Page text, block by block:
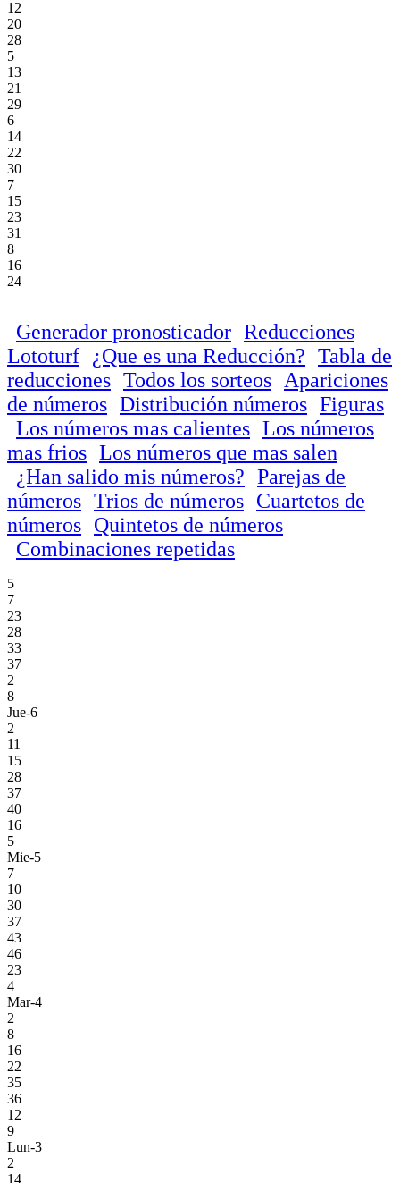
12
20
28
5
13
21
29
6
14
22
30
7
15
23
31
8
16
24
Generador pronosticador Reducciones
Lototurf
¿Que es una Reducción? Tabla de
reducciones Todos los sorteos
Apariciones
de números Distribución números Figuras
Los números mas calientes Los números
mas frios Los números que mas salen
¿Han salido mis números? Parejas de
números Trios de números Cuartetos de
números Quintetos de números
Combinaciones repetidas
5
7
23
28
33
37
2
8
Jue-6
2
11
15
28
37
40
16
5
Mie-5
7
10
30
37
43
46
23
4
Mar-4
2
8
16
22
35
36
12
9
Lun-3
2
14